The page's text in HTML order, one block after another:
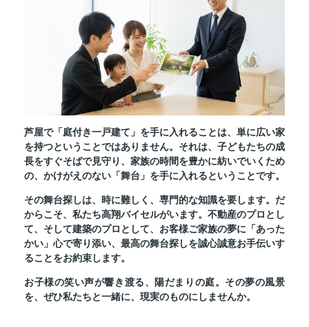
芦屋で「庭付き一戸建て」を手に入れることは、単に広い家
を持つということではありません。それは、子どもたちの成
長をすぐそばで見守り、家族の時間を豊かに紡いでいくため
の、かけがえのない「舞台」を手に入れるということです。
その舞台探しは、時に難しく、専門的な知識を要します。だ
からこそ、私たち高翔バイセルがいます。不動産のプロとし
て、そして建築のプロとして、お客様ご家族の夢に「あった
かい」心で寄り添い、最高の舞台探しを誠心誠意お手伝いす
ることをお約束します。
お子様の笑い声が響き渡る、陽だまりの庭。その夢の風景
を、ぜひ私たちと一緒に、現実のものにしませんか。